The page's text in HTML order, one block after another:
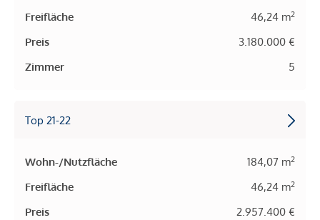
Freifläche 46,24 m2
Preis
3.180.000 €
Zimmer
5
Top 21-22
Wohn-/Nutzfläche 184,07 m2
Freifläche 46,24 m2
Preis
2.957.400 €